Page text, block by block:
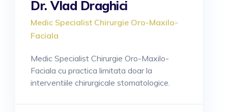
Dr. Vlad Draghici
Medic Specialist Chirurgie Oro-Maxilo-
Faciala
Medic Specialist Chirurgie Oro-Maxilo-
Faciala cu practica limitata doar la
interventiile chirurgicale stomatologice.